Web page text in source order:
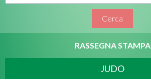
Cerca
RASSEGNA STAMPA
JUDO